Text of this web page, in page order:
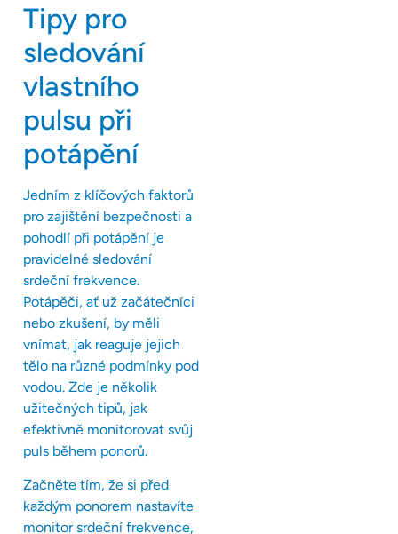
Tipy pro
sledování
vlastního
pulsu při
potápění
Jedním z klíčových faktorů
pro zajištění bezpečnosti a
pohodlí při potápění je
pravidelné sledování
srdeční frekvence.
Potápěči, ať už začátečníci
nebo zkušení, by měli
vnímat, jak reaguje jejich
tělo na různé podmínky pod
vodou. Zde je několik
užitečných tipů, jak
efektivně monitorovat svůj
puls během ponorů.
Začněte tím, že si před
každým ponorem nastavíte
monitor srdeční frekvence,